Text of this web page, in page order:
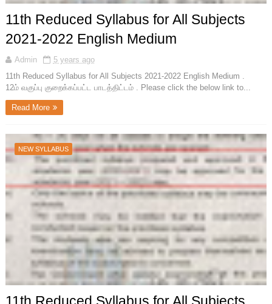
11th Reduced Syllabus for All Subjects
2021-2022 English Medium
Admin
5 years ago
11th Reduced Syllabus for All Subjects 2021-2022 English Medium .
12ம் வகுப்பு குறைக்கப்பட்ட பாடத்திட்டம் . Please click the below link to...
Read More
NEW SYLLABUS